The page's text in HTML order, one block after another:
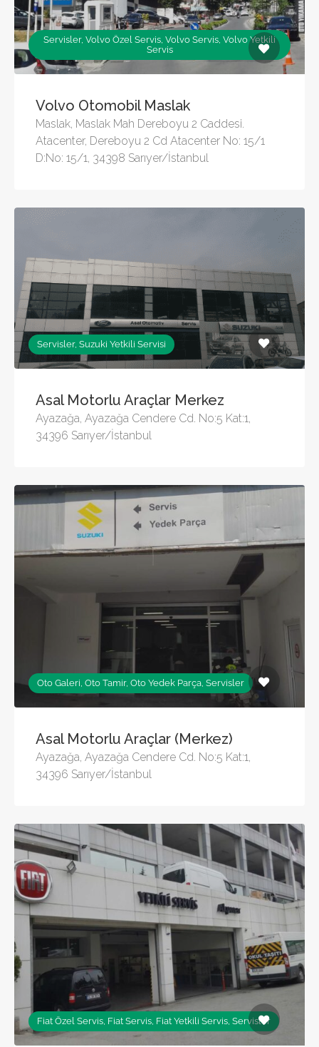
Servisler, Volvo Özel Servis, Volvo Servis, Volvo Yetkili
Servis
Volvo Otomobil Maslak
Maslak, Maslak Mah Dereboyu 2 Caddesi.
Atacenter, Dereboyu 2 Cd Atacenter No: 15/1
D:No: 15/1, 34398 Sarıyer/İstanbul
Servisler, Suzuki Yetkili Servisi
Asal Motorlu Araçlar Merkez
Ayazağa, Ayazağa Cendere Cd. No:5 Kat:1,
34396 Sarıyer/İstanbul
Oto Galeri, Oto Tamir, Oto Yedek Parça, Servisler
Asal Motorlu Araçlar (Merkez)
Ayazağa, Ayazağa Cendere Cd. No:5 Kat:1,
34396 Sarıyer/İstanbul
Fiat Özel Servis, Fiat Servis, Fiat Yetkili Servis, Servisler